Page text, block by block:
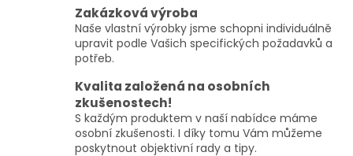
v
ý
p
u
Zakázková výroba
Naše vlastní výrobky jsme schopni individuálně
upravit podle Vašich specifických požadavků a
potřeb.
Kvalita založená na osobních
zkušenostech!
S každým produktem v naší nabídce máme
osobní zkušenosti. I díky tomu Vám můžeme
poskytnout objektivní rady a tipy.